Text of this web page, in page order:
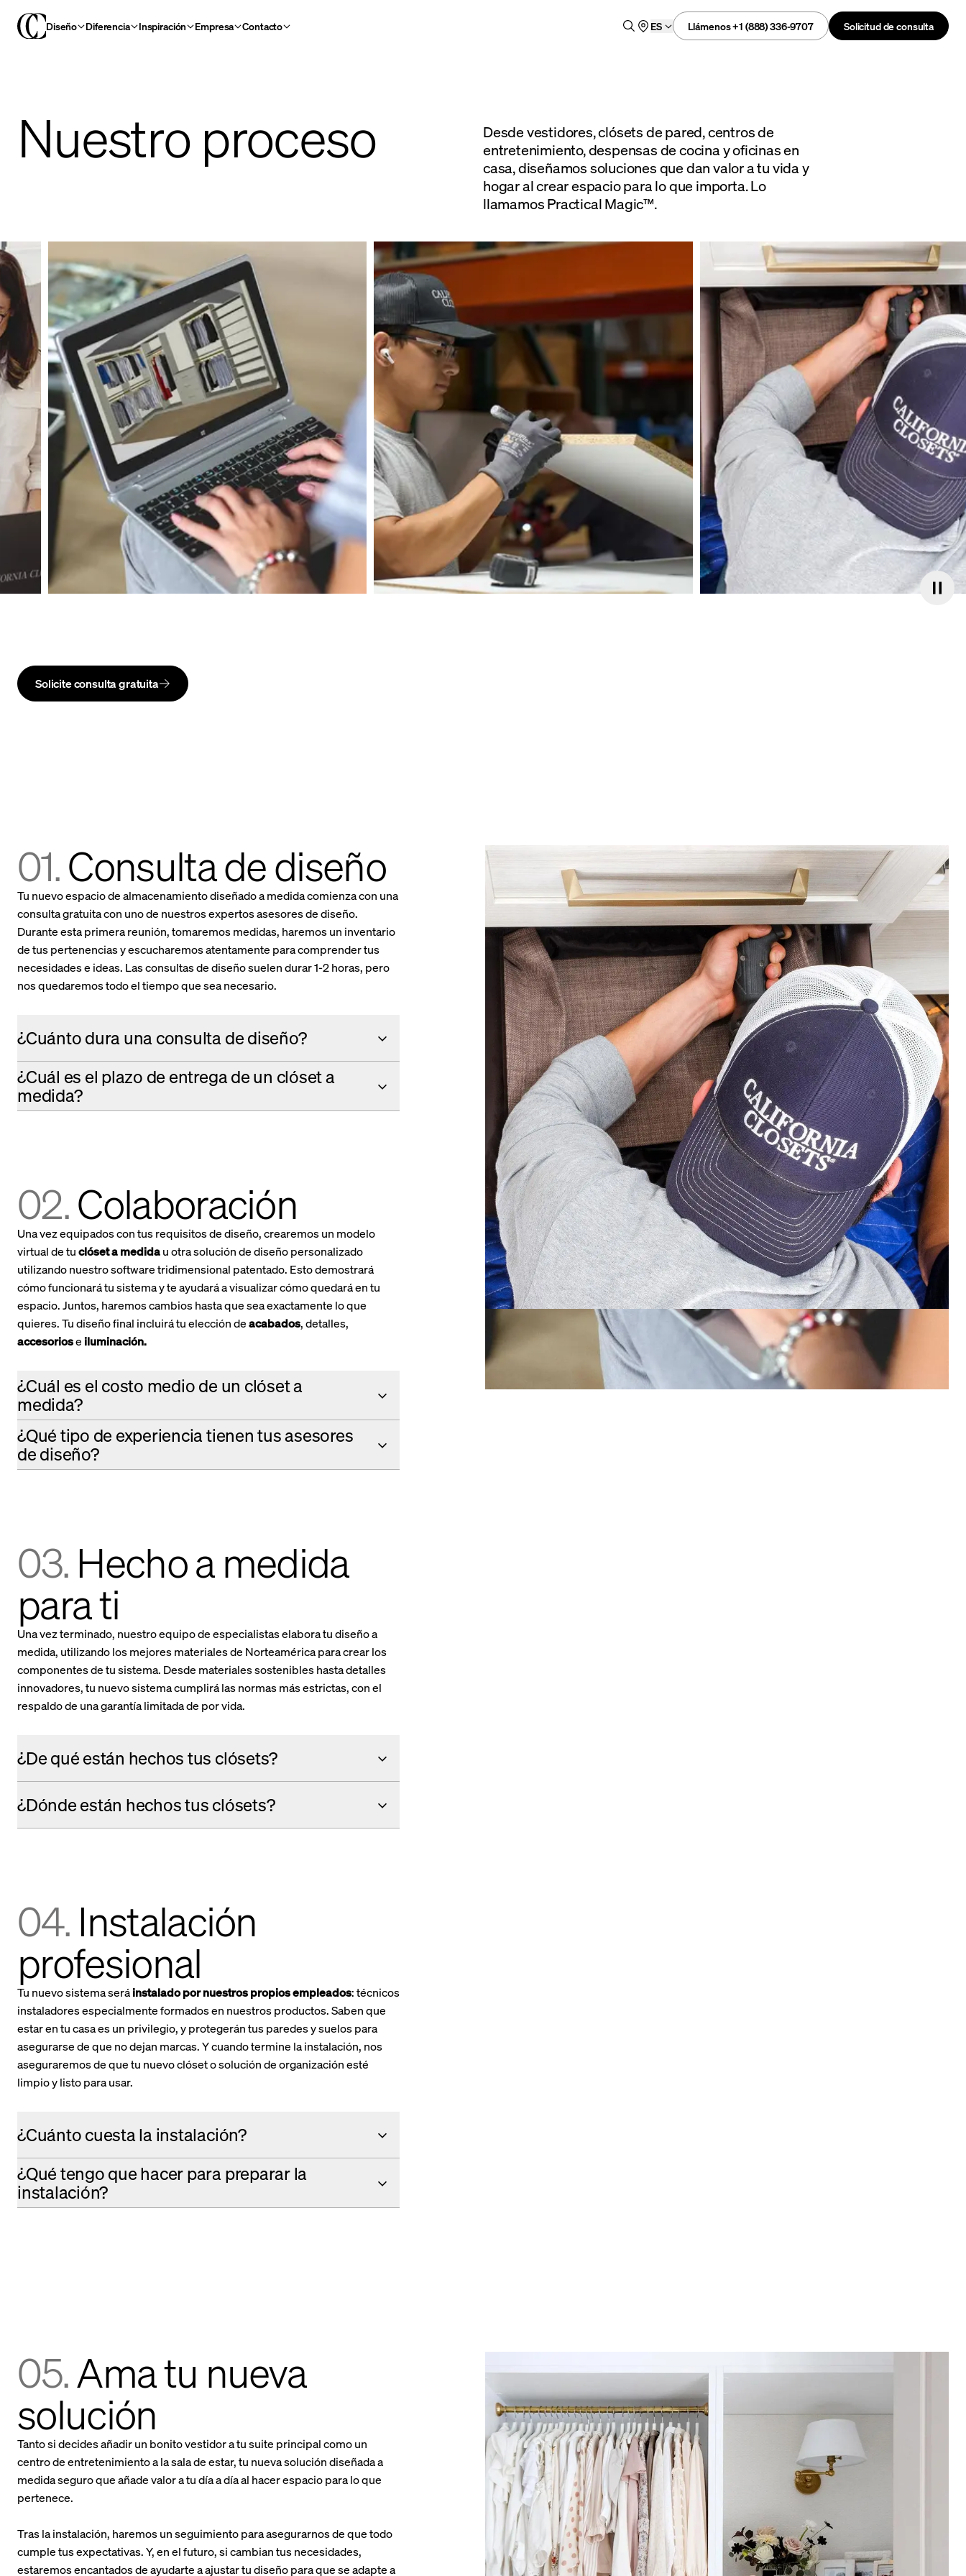
Diseño Diferencia Inspiración Empresa Contacto ES Llámenos +1 (888) 336-9707 Solicitud de consulta
Nuestro proceso
Desde vestidores, clósets de pared, centros de
entretenimiento, despensas de cocina y oficinas en
casa, diseñamos soluciones que dan valor a tu vida y
hogar al crear espacio para lo que importa. Lo
llamamos Practical Magic™.
Solicite consulta gratuita
01.Consulta de diseño
Tu nuevo espacio de almacenamiento diseñado a medida comienza con una
consulta gratuita con uno de nuestros expertos asesores de diseño.
Durante esta primera reunión, tomaremos medidas, haremos un inventario
de tus pertenencias y escucharemos atentamente para comprender tus
necesidades e ideas. Las consultas de diseño suelen durar 1-2 horas, pero
nos quedaremos todo el tiempo que sea necesario.
¿Cuánto dura una consulta de diseño?
¿Cuál es el plazo de entrega de un clóset a
medida?
02.Colaboración
Una vez equipados con tus requisitos de diseño, crearemos un modelo
virtual de tuclóset a medidau otra solución de diseño personalizado
utilizando nuestro software tridimensional patentado. Esto demostrará
cómo funcionará tu sistema y te ayudará a visualizar cómo quedará en tu
espacio. Juntos, haremos cambios hasta que sea exactamente lo que
quieres. Tu diseño final incluirá tu elección deacabados, detalles,
accesoriose iluminación.
¿Cuál es el costo medio de un clóset a
medida?
¿Qué tipo de experiencia tienen tus asesores
de diseño?
03. Hecho a medida
para ti
Una vez terminado, nuestro equipo de especialistas elabora tu diseño a
medida, utilizando los mejores materiales de Norteamérica para crear los
componentes de tu sistema. Desde materiales sostenibles hasta detalles
innovadores, tu nuevo sistema cumplirá las normas más estrictas, con el
respaldo de una garantía limitada de por vida.
¿De qué están hechos tus clósets?
¿Dónde están hechos tus clósets?
04. Instalación
profesional
Tu nuevo sistema seráinstalado por nuestros propios empleados: técnicos
instaladores especialmente formados en nuestros productos. Saben que
estar en tu casa es un privilegio, y protegerán tus paredes y suelos para
asegurarse de que no dejan marcas. Y cuando termine la instalación, nos
aseguraremos de que tu nuevo clóset o solución de organización esté
limpio y listo para usar.
¿Cuánto cuesta la instalación?
¿Qué tengo que hacer para preparar la
instalación?
05.Ama tu nueva
solución
Tanto si decides añadir un bonito vestidor a tu suite principal como un
centro de entretenimiento a la sala de estar, tu nueva solución diseñada a
medida seguro que añade valor a tu día a día al hacer espacio para lo que
pertenece.
Tras la instalación, haremos un seguimiento para asegurarnos de que todo
cumple tus expectativas. Y, en el futuro, si cambian tus necesidades,
estaremos encantados de ayudarte a ajustar tu diseño para que se adapte a